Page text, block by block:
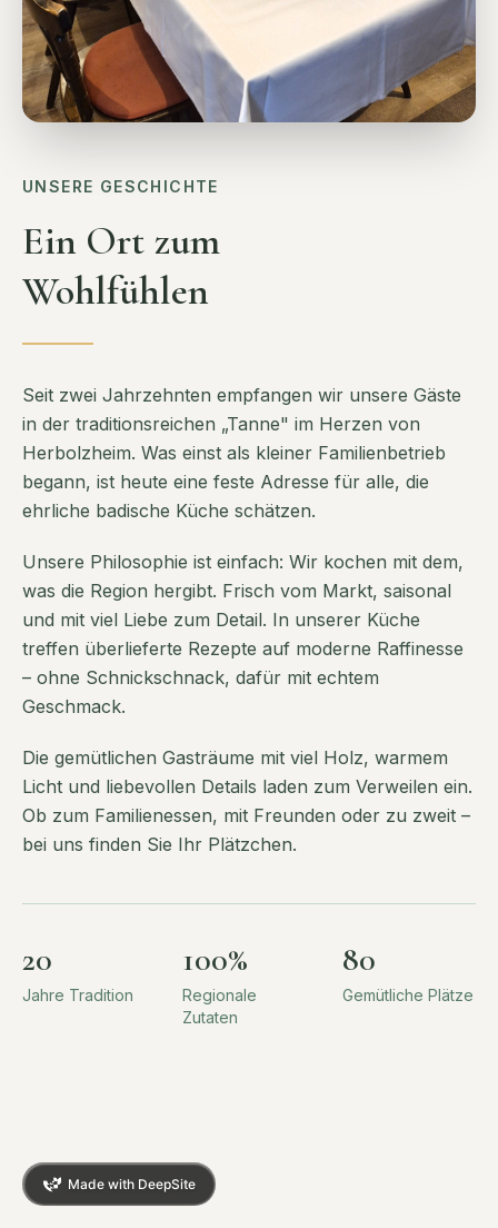
UNSERE GESCHICHTE
Ein Ort zum
Wohlfühlen
Seit zwei Jahrzehnten empfangen wir unsere Gäste
in der traditionsreichen „Tanne" im Herzen von
Herbolzheim. Was einst als kleiner Familienbetrieb
begann, ist heute eine feste Adresse für alle, die
ehrliche badische Küche schätzen.
Unsere Philosophie ist einfach: Wir kochen mit dem,
was die Region hergibt. Frisch vom Markt, saisonal
und mit viel Liebe zum Detail. In unserer Küche
treffen überlieferte Rezepte auf moderne Raffinesse
– ohne Schnickschnack, dafür mit echtem
Geschmack.
Die gemütlichen Gasträume mit viel Holz, warmem
Licht und liebevollen Details laden zum Verweilen ein.
Ob zum Familienessen, mit Freunden oder zu zweit –
bei uns finden Sie Ihr Plätzchen.
20
Jahre Tradition
100%
Regionale
Zutaten
80
Gemütliche Plätze
Made with DeepSite